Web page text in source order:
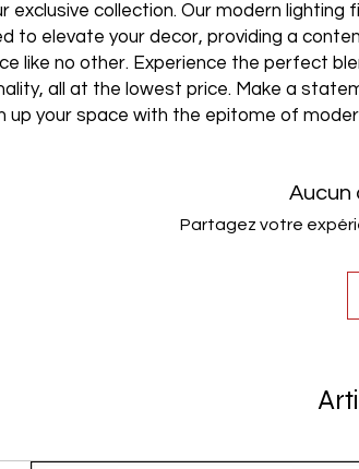
exclusive collection. Our modern lighting
to elevate your decor, providing a
like no other. Experience the perfect
all at the lowest price. Make a
up your space with the epitome of
Aucun
Partagez votre